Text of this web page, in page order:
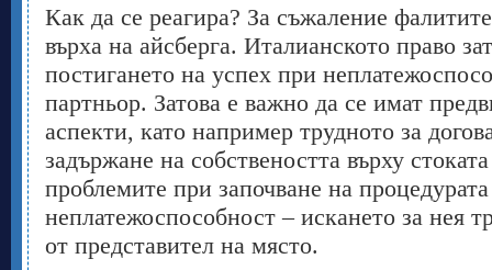
Как да се реагира? За съжаление
върха на айсберга. Италианското право
постигането на успех при
партньор. Затова е важно да се имат
аспекти, като например трудното за
задържане на собствеността върху
проблемите при започване на процедурата
неплатежоспособност – искането за нея
от представител на място.